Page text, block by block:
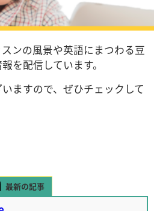
ンの風景や英語にまつわる豆
を配信しています。
ますので、ぜひチェックして
最新の記事